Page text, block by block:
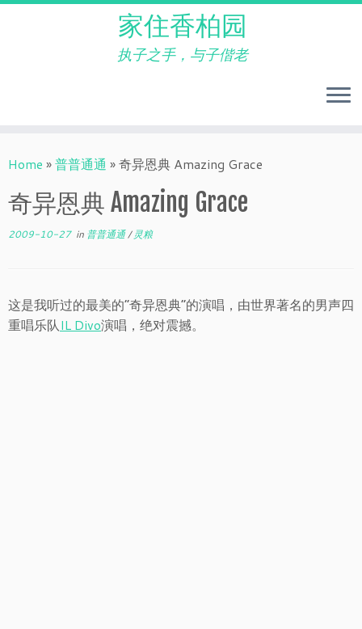
to
家住香柏园
执子之手，与子偕老
Home »普普通通 »奇异恩典 Amazing Grace
奇异恩典 Amazing Grace
2009-10-27in 普普通通/灵粮
这是我听过的最美的“奇异恩典”的演唱，由世界著名的男声四
重唱乐队IL Divo演唱，绝对震撼。